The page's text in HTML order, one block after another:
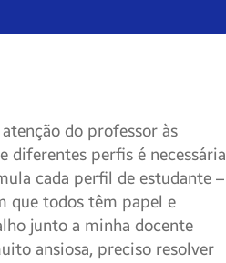
do professor às
diferentes perfis é necessária
cada perfil de estudante –
que todos têm papel e
junto a minha docente
ansiosa, preciso resolver